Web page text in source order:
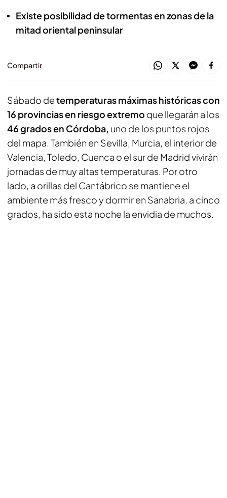
Existe posibilidad de tormentas en zonas de la
mitad oriental peninsular
Compartir
Sábado detemperaturas máximas históricas con
16 provincias en riesgo extremo que llegarán a los
46 grados en Córdoba, uno de los puntos rojos
del mapa. También en Sevilla, Murcia, el interior de
Valencia, Toledo, Cuenca o el sur de Madrid vivirán
jornadas de muy altas temperaturas. Por otro
lado, a orillas del Cantábrico se mantiene el
ambiente más fresco y dormir en Sanabria, a cinco
grados, ha sido esta noche la envidia de muchos.